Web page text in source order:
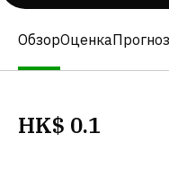
ОбзорОценка
HK$ 0.1